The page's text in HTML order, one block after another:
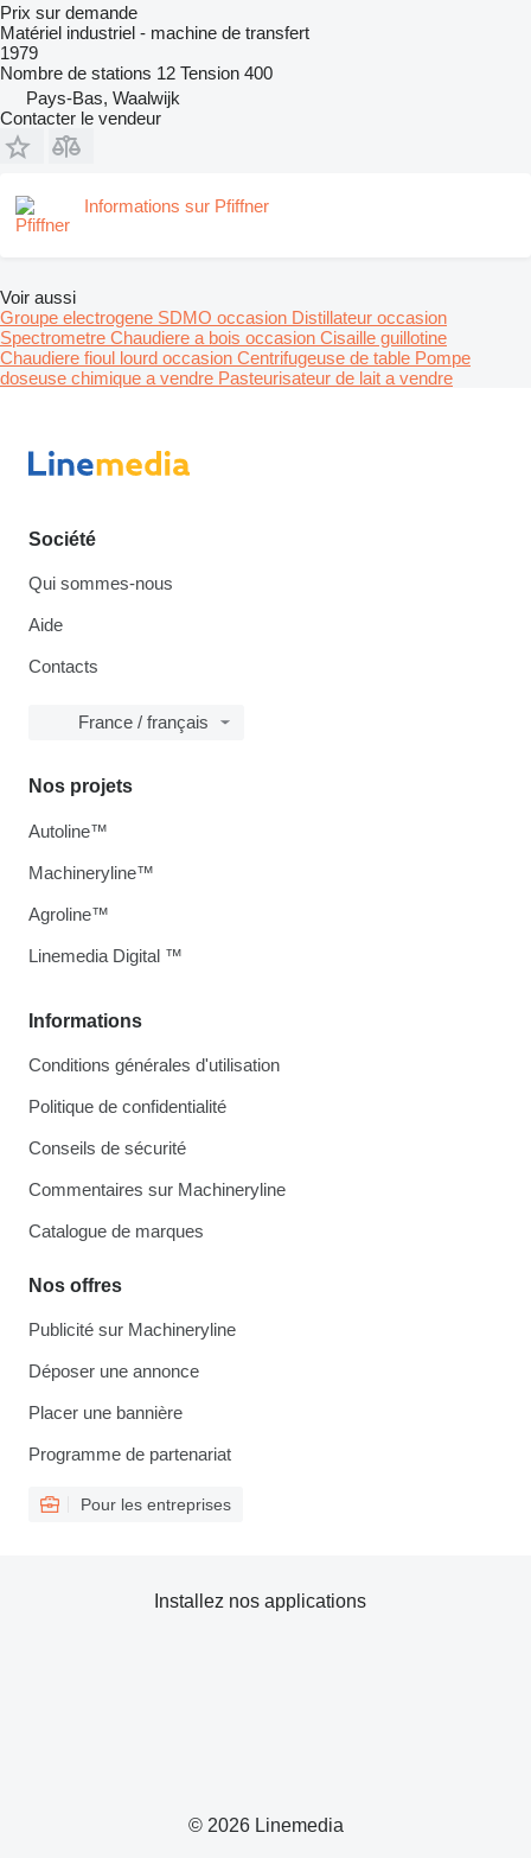
Prix sur demande
Matériel industriel - machine de transfert
1979
Nombre de stations 12 Tension 400
Pays-Bas, Waalwijk
Contacter le vendeur
Informations sur Pfiffner
Voir aussi
Groupe electrogene SDMO occasion Distillateur occasion
Spectrometre Chaudiere a bois occasion Cisaille guillotine
Chaudiere fioul lourd occasion Centrifugeuse de table Pompe
doseuse chimique a vendre Pasteurisateur de lait a vendre
Société
Qui sommes-nous
Aide
Contacts
France / français
Informations
Conditions générales d'utilisation
Politique de confidentialité
Conseils de sécurité
Commentaires sur Machineryline
Catalogue de marques
Nos offres
Publicité sur Machineryline
Déposer une annonce
Placer une bannière
Programme de partenariat
Pour les entreprises
Nos projets
Autoline™
Machineryline™
Agroline™
Linemedia Digital ™
© 2026 Linemedia
Installez nos applications